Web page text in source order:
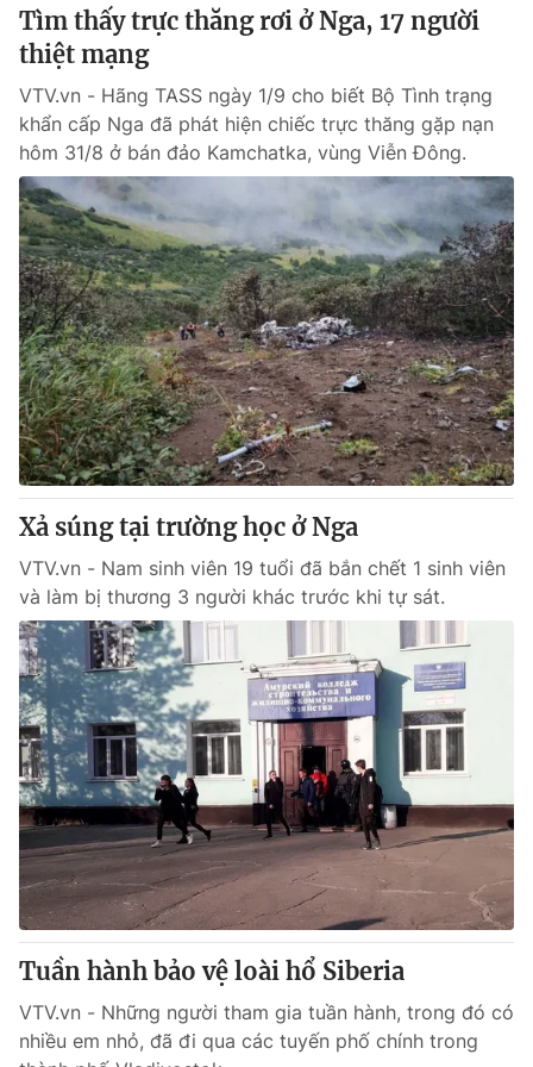
Tìm thấy trực thăng rơi ở Nga, 17 người
thiệt mạng
VTV.vn - Hãng TASS ngày 1/9 cho biết Bộ Tình trạng
khẩn cấp Nga đã phát hiện chiếc trực thăng gặp nạn
hôm 31/8 ở bán đảo Kamchatka, vùng Viễn Đông.
Xả súng tại trường học ở Nga
VTV.vn - Nam sinh viên 19 tuổi đã bắn chết 1 sinh viên
và làm bị thương 3 người khác trước khi tự sát.
Tuần hành bảo vệ loài hổ Siberia
VTV.vn - Những người tham gia tuần hành, trong đó có
nhiều em nhỏ, đã đi qua các tuyến phố chính trong